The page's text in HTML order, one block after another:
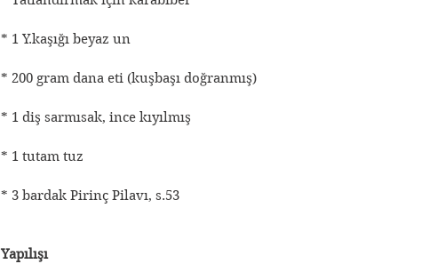
* 1 Y.kaşığı beyaz un
* 200 gram dana eti (kuşbaşı doğranmış)
* 1 diş sarmısak, ince kıyılmış
* 1 tutam tuz
* 3 bardak Pirinç Pilavı, s.53
Yapılışı